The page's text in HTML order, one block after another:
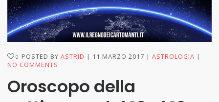
0 POSTED BY ASTRID 11 MARZO 2017
ASTROLOGIA
NO COMMENTS
Oroscopo della